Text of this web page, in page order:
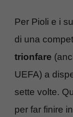
Per Pioli e i
di una
trionfare
UEFA) a
sette volte.
per far finire